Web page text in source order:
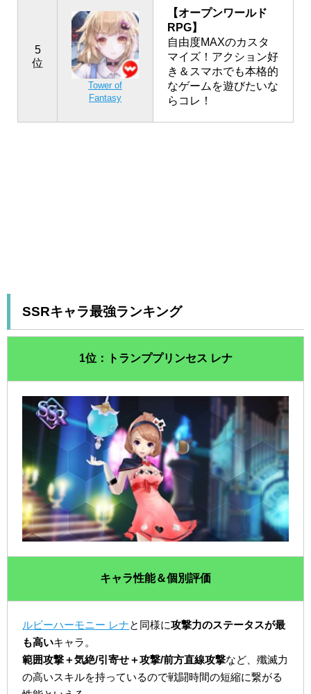
5
位
Tower of
Fantasy
【オープンワールド
RPG】
自由度MAXのカスタ
マイズ！アクション好
き＆スマホでも本格的
なゲームを遊びたいな
らコレ！
SSRキャラ最強ランキング
1位：トランププリンセス レナ
キャラ性能＆個別評価
ルビーハーモニー レナと同様に攻撃力のステータスが最
も高いキャラ。
範囲攻撃＋気絶/引寄せ＋攻撃/前方直線攻撃など、殲滅力
の高いスキルを持っているので戦闘時間の短縮に繋がる